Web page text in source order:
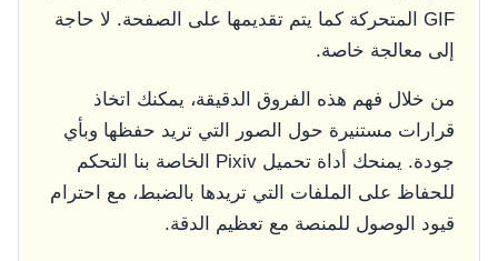
GIF المتحركة كما يتم تقديمها على الصفحة. لا حاجة
إلى معالجة خاصة.
من خلال فهم هذه الفروق الدقيقة، يمكنك اتخاذ
قرارات مستنيرة حول الصور التي تريد حفظها وبأي
جودة. يمنحك أداة تحميل Pixiv الخاصة بنا التحكم
للحفاظ على الملفات التي تريدها بالضبط، مع احترام
قيود الوصول للمنصة مع تعظيم الدقة.